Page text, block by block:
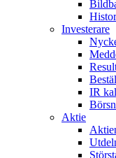
Investerare
IR
Aktie